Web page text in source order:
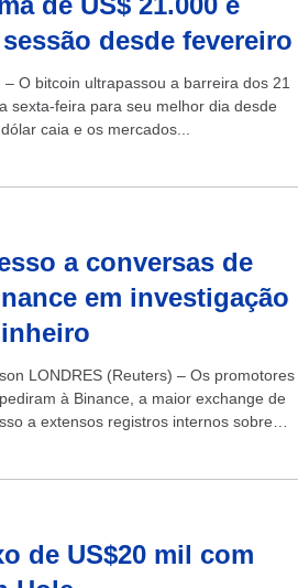
desde fevereiro
O bitcoin ultrapassou a barreira dos 21
sexta-feira para seu melhor dia desde
caia e os mercados...
a conversas de
em investigação
LONDRES (Reuters) – Os promotores
à Binance, a maior exchange de
a extensos registros internos sobre
de US$20 mil com